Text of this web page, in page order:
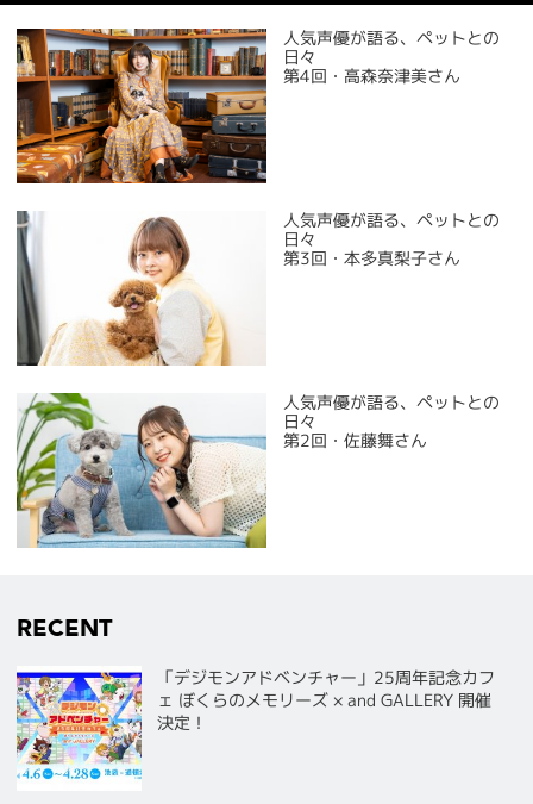
人気声優が語る、ペットとの
日々
第4回・高森奈津美さん
人気声優が語る、ペットとの
日々
第3回・本多真梨子さん
人気声優が語る、ペットとの
日々
第2回・佐藤舞さん
RECENT
「デジモンアドベンチャー」25周年記念カフ
ェ ぼくらのメモリーズ × and GALLERY 開催
決定！